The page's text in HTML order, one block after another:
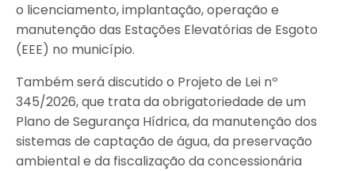
o licenciamento, implantação, operação e
manutenção das Estações Elevatórias de Esgoto
(EEE) no município.
Também será discutido o Projeto de Lei nº
345/2026, que trata da obrigatoriedade de um
Plano de Segurança Hídrica, da manutenção dos
sistemas de captação de água, da preservação
ambiental e da fiscalização da concessionária